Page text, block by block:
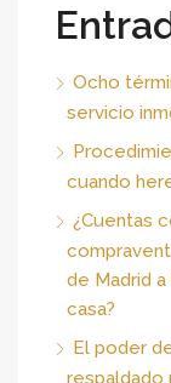
Ocho
servicio
cuando
¿Cuentas
de Madrid
casa?
El poder
respaldado